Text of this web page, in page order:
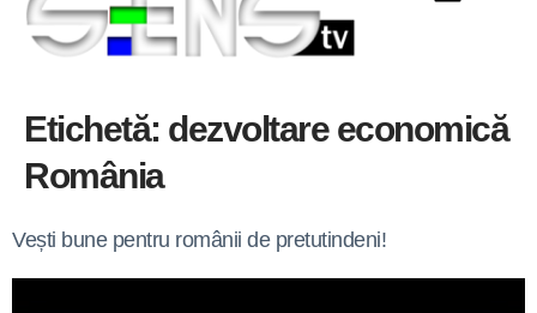
Etichetă: dezvoltare economică
România
Vești bune pentru românii de pretutindeni!